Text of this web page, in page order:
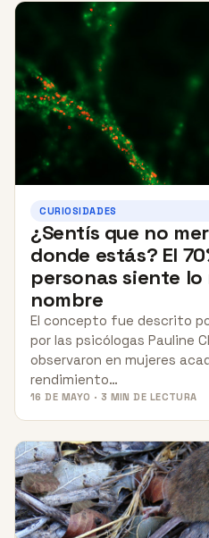
CURIOSIDADES
¿Sentís que no
donde estás? El
personas siente lo
nombre
El concepto fue descrito
por las psicólogas Pauline
observaron en mujeres
rendimiento…
16 DE MAYO · 3 MIN DE LECTURA